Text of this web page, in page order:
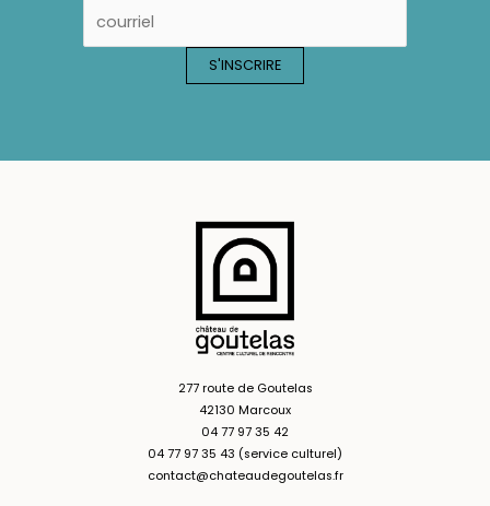
277 route de Goutelas
42130 Marcoux
04 77 97 35 42
04 77 97 35 43 (service culturel)
contact@chateaudegoutelas.fr